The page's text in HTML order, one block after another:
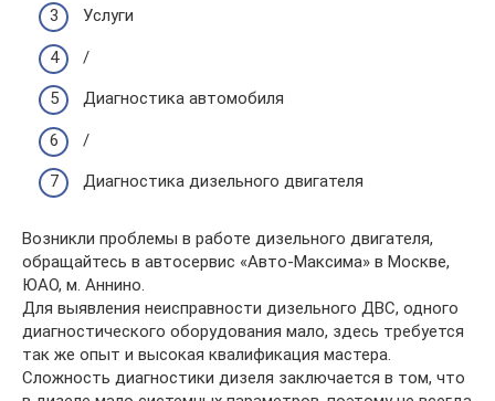
Услуги
/
Диагностика автомобиля
/
Диагностика дизельного двигателя
Возникли проблемы в работе дизельного двигателя,
обращайтесь в автосервис «Авто-Максима» в Москве,
ЮАО, м. Аннино.
Для выявления неисправности дизельного ДВС, одного
диагностического оборудования мало, здесь требуется
так же опыт и высокая квалификация мастера.
Сложность диагностики дизеля заключается в том, что